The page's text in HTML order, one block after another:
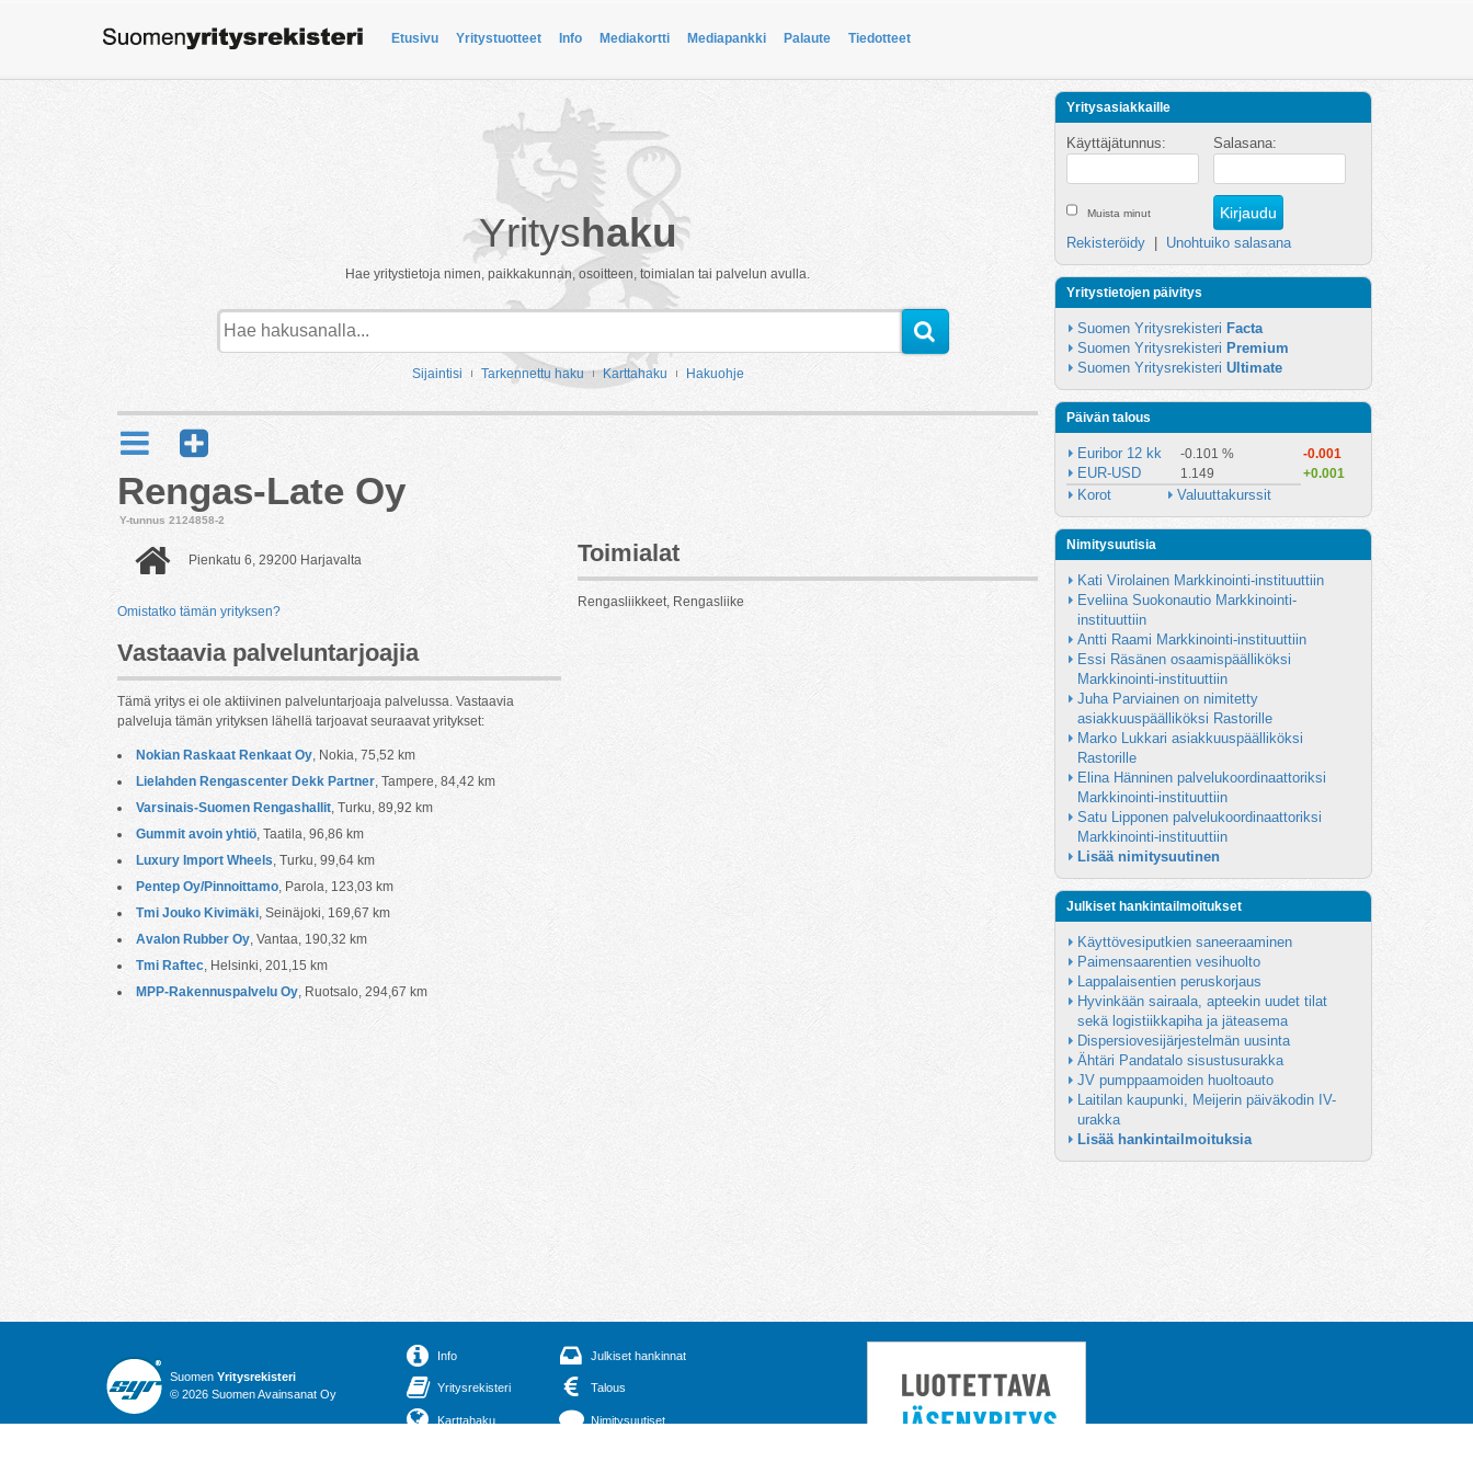
Etusivu Yritystuotteet Info Mediakortti Mediapankki Palaute Tiedotteet
Yrityshaku
Hae yritystietoja nimen, paikkakunnan, osoitteen, toimialan tai palvelun avulla.
Sijaintisi Tarkennettu haku Karttahaku Hakuohje
Rengas-Late Oy
Y-tunnus 2124858-2
Pienkatu 6, 29200 Harjavalta
Omistatko tämän yrityksen?
Vastaavia palveluntarjoajia
Tämä yritys ei ole aktiivinen palveluntarjoaja palvelussa. Vastaavia
palveluja tämän yrityksen lähellä tarjoavat seuraavat yritykset:
Nokian Raskaat Renkaat Oy, Nokia, 75,52 km
Lielahden Rengascenter Dekk Partner, Tampere, 84,42 km
Varsinais-Suomen Rengashallit, Turku, 89,92 km
Gummit avoin yhtiö, Taatila, 96,86 km
Luxury Import Wheels, Turku, 99,64 km
Pentep Oy/Pinnoittamo, Parola, 123,03 km
Tmi Jouko Kivimäki, Seinäjoki, 169,67 km
Avalon Rubber Oy, Vantaa, 190,32 km
Tmi Raftec, Helsinki, 201,15 km
MPP-Rakennuspalvelu Oy, Ruotsalo, 294,67 km
Toimialat
Rengasliikkeet, Rengasliike
Yritysasiakkaille
Käyttäjätunnus: Salasana:
Muista minut
Rekisteröidy Unohtuiko salasana
Yritystietojen päivitys
Suomen Yritysrekisteri Facta
Suomen Yritysrekisteri Premium
Suomen Yritysrekisteri Ultimate
Päivän talous
Euribor 12 kk -0.101 % -0.001
EUR-USD 1.149 +0.001
Korot Valuuttakurssit
Nimitysuutisia
Kati Virolainen Markkinointi-instituuttiin
Eveliina Suokonautio Markkinointi-
instituuttiin
Antti Raami Markkinointi-instituuttiin
Essi Räsänen osaamispäälliköksi
Markkinointi-instituuttiin
Juha Parviainen on nimitetty
asiakkuuspäälliköksi Rastorille
Marko Lukkari asiakkuuspäälliköksi
Rastorille
Elina Hänninen palvelukoordinaattoriksi
Markkinointi-instituuttiin
Satu Lipponen palvelukoordinaattoriksi
Markkinointi-instituuttiin
Lisää nimitysuutinen
Julkiset hankintailmoitukset
Käyttövesiputkien saneeraaminen
Paimensaarentien vesihuolto
Lappalaisentien peruskorjaus
Hyvinkään sairaala, apteekin uudet tilat
sekä logistiikkapiha ja jäteasema
Dispersiovesijärjestelmän uusinta
Ähtäri Pandatalo sisustusurakka
JV pumppaamoiden huoltoauto
Laitilan kaupunki, Meijerin päiväkodin IV-
urakka
Lisää hankintailmoituksia
Suomen Yritysrekisteri
© 2026 Suomen Avainsanat Oy
Info
Yritysrekisteri
Karttahaku
Julkiset hankinnat
Talous
Nimitysuutiset